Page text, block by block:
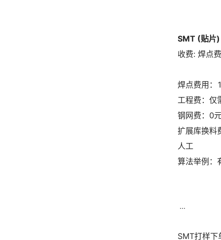
SMT (贴片)
收费: 焊点
焊点费用：
工程费：仅
钢网费：0
扩展库换料
人工
算法举例：
...
SMT打样下